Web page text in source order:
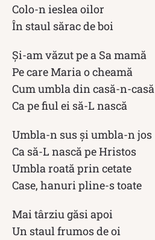
Colo-n ieslea oilor
În staul sărac de boi
Şi-am văzut pe a Sa mamă
Pe care Maria o cheamă
Cum umbla din casă-n-casă
Ca pe fiul ei să-L nască
Umbla-n sus şi umbla-n jos
Ca să-L nască pe Hristos
Umbla roată prin cetate
Case, hanuri pline-s toate
Mai târziu găsi apoi
Un staul frumos de oi